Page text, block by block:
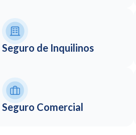
Seguro de Inquilinos
Seguro Comercial